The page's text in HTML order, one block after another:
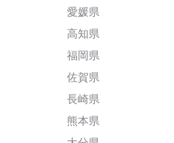
愛媛県
高知県
福岡県
佐賀県
長崎県
熊本県